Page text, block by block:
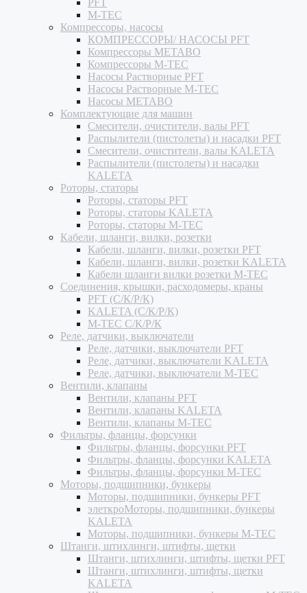
PFT
M-TEC
Компрессоры, насосы
КОМПРЕССОРЫ/ НАСОСЫ PFT
Компрессоры METABO
Компрессоры M-TEC
Насосы Растворные PFT
Насосы Растворные M-TEC
Насосы METABO
Комплектующие для машин
Смесители, очистители, валы PFT
Распылители (пистолеты) и насадки PFT
Смесители, очистители, валы KALETA
Распылители (пистолеты) и насадки
KALETA
Роторы, статоры
Роторы, статоры PFT
Роторы, статоры KALETA
Роторы, статоры M-TEC
Кабели, шланги, вилки, розетки
Кабели, шланги, вилки, розетки PFT
Кабели, шланги, вилки, розетки KALETA
Кабели шланги вилки розетки M-TEC
Соединения, крышки, расходомеры, краны
PFT (С/К/Р/К)
KALETA (С/К/Р/К)
M-TEC С/К/Р/К
Реле, датчики, выключатели
Реле, датчики, выключатели PFT
Реле, датчики, выключатели KALETA
Реле, датчики, выключатели M-TEC
Вентили, клапаны
Вентили, клапаны PFT
Вентили, клапаны KALETA
Вентили, клапаны M-TEC
Фильтры, фланцы, форсунки
Фильтры, фланцы, форсунки PFT
Фильтры, фланцы, форсунки KALETA
Фильтры, фланцы, форсунки M-TEC
Моторы, подшипники, бункеры
Моторы, подшипники, бункеры PFT
элеткроМоторы, подшипники, бункеры
KALETA
Моторы, подшипники, бункеры M-TEC
Штанги, штихлинги, штифты, щетки
Штанги, штихлинги, штифты, щетки PFT
Штанги, штихлинги, штифты, щетки
KALETA